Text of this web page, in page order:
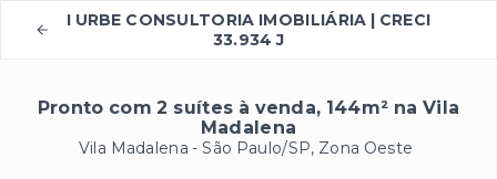
I URBE CONSULTORIA IMOBILIÁRIA | CRECI
33.934 J
Pronto com 2 suítes à venda, 144m² na Vila
Madalena
Vila Madalena - São Paulo/SP, Zona Oeste